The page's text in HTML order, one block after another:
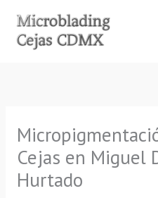
contenido
Cejas en Miguel
Hurtado